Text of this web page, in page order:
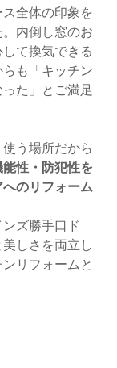
全体の印象を
内倒し窓のお
て換気できる
も「キッチン
た」とご満足
う場所だから
性・防犯性を
のリフォーム
ズ勝手口ド
しさを両立し
リフォームと